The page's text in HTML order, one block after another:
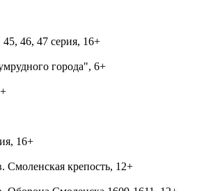
46, 47 серия, 16+
города", 6+
16+
Смоленская крепость, 12+